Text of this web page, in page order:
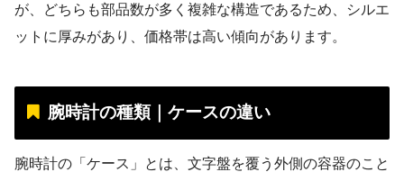
が、どちらも部品数が多く複雑な構造であるため、シルエ
ットに厚みがあり、価格帯は高い傾向があります。
腕時計の種類｜ケースの違い
腕時計の「ケース」とは、文字盤を覆う外側の容器のこと